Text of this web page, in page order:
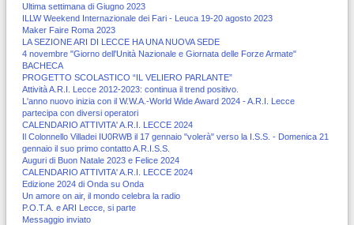
Ultima settimana di Giugno 2023
ILLW Weekend Internazionale dei Fari - Leuca 19-20 agosto 2023
Maker Faire Roma 2023
LA SEZIONE ARI DI LECCE HA UNA NUOVA SEDE
4 novembre "Giorno dell'Unità Nazionale e Giornata delle Forze Armate"
BACHECA
PROGETTO SCOLASTICO “IL VELIERO PARLANTE”
Attività A.R.I. Lecce 2012-2023: continua il trend positivo.
L'anno nuovo inizia con il W.W.A.-World Wide Award 2024 - A.R.I. Lecce
partecipa con diversi operatori
CALENDARIO ATTIVITA' A.R.I. LECCE 2024
Il Colonnello Villadei IU0RWB il 17 gennaio "volerà" verso la I.S.S. - Domenica 21
gennaio il suo primo contatto A.R.I.S.S.
Auguri di Buon Natale 2023 e Felice 2024
CALENDARIO ATTIVITA' A.R.I. LECCE 2024
Edizione 2024 di Onda su Onda
Un amore on air, il mondo celebra la radio
P.O.T.A. e ARI Lecce, si parte
Messaggio inviato